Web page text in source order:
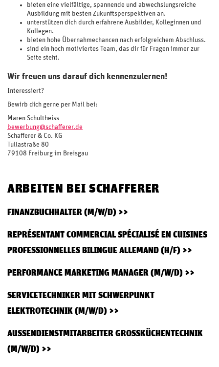
bieten eine vielfältige, spannende und abwechslungsreiche
Ausbildung mit besten Zukunftsperspektiven an.
unterstützen dich durch erfahrene Ausbilder, Kolleginnen und
Kollegen.
bieten hohe Übernahmechancen nach erfolgreichem Abschluss.
sind ein hoch motiviertes Team, das dir für Fragen immer zur
Seite steht.
Wir freuen uns darauf dich kennenzulernen!
Interessiert?
Bewirb dich gerne per Mail bei:
Maren Schultheiss
bewerbung@schafferer.de
Schafferer & Co. KG
Tullastraße 80
79108 Freiburg im Breisgau
ARBEITEN BEI SCHAFFERER
FINANZBUCHHALTER (M/W/D)
REPRÉSENTANT COMMERCIAL SPÉCIALISÉ EN CUISINES
PROFESSIONNELLES BILINGUE ALLEMAND (H/F)
PERFORMANCE MARKETING MANAGER (M/W/D)
SERVICETECHNIKER MIT SCHWERPUNKT
ELEKTROTECHNIK (M/W/D)
AUSSENDIENSTMITARBEITER GROSSKÜCHENTECHNIK (M
/W/D)